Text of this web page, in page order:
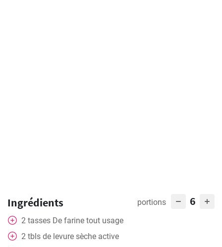
Ingrédients portions 6
2 tasses De farine tout usage
2 tbls de levure sèche active